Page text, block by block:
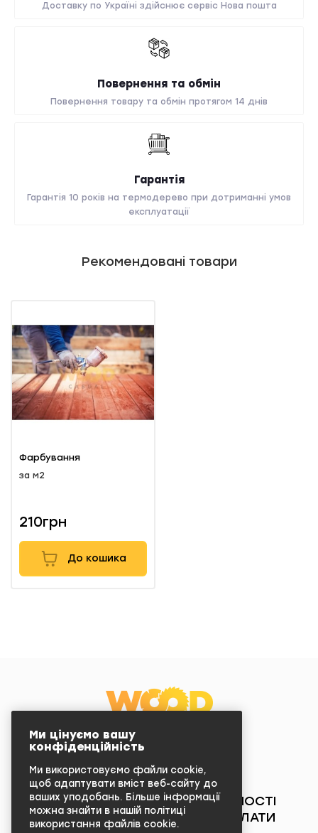
Доставку по Україні здійснює сервіс Нова пошта
Повернення та обмін
Повернення товару та обмін протягом 14 днів
Гарантія
Гарантія 10 років на термодерево при дотриманні умов
експлуатації
Рекомендовані товари
Фарбування
за м2
210грн
До кошика
КОНТАКТИ
ПОВЕРНЕННЯ ТА ОБМІН
ПОЛІТИКА КОНФІДЕНЦІЙНОСТІ
УМОВИ ДОСТАВКИ ТА ОПЛАТИ
+38 (073) 427-30-46
Ми цінуємо вашу
конфіденційність
Ми використовуємо файли cookie,
щоб адаптувати вміст веб-сайту до
ваших уподобань. Більше інформації
можна знайти в нашій політиці
використання файлів cookie.